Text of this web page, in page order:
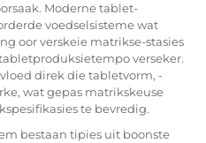
Moderne tablet-
voedselsisteme wat
oor verskeie matrikse-stasies
verseker.
direk die tabletvorm, -
wat gepas matrikskeuse
te bevredig.
bestaan tipies uit boonste